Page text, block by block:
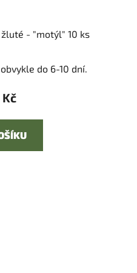
- "motýl" 10 ks
do 6-10 dní.
Kč